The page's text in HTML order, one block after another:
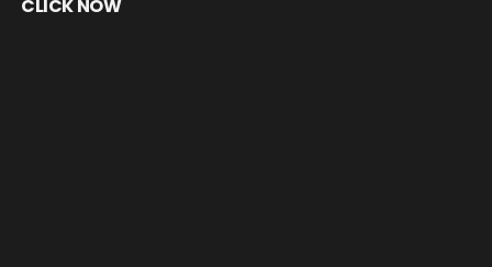
CLICK NOW